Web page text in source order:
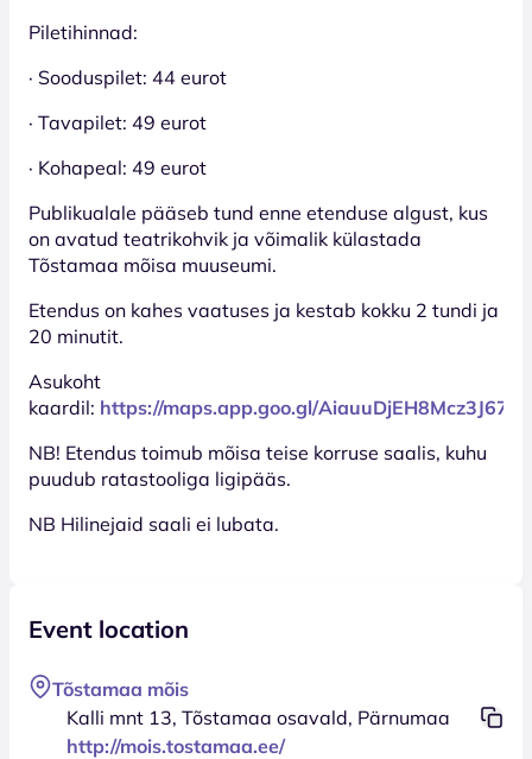
Piletihinnad:
· Sooduspilet: 44 eurot
· Tavapilet: 49 eurot
· Kohapeal: 49 eurot
Publikualale pääseb tund enne etenduse algust, kus
on avatud teatrikohvik ja võimalik külastada
Tõstamaa mõisa muuseumi.
Etendus on kahes vaatuses ja kestab kokku 2 tundi ja
20 minutit.
Asukoht
kaardil: https://maps.app.goo.gl/AiauuDjEH8Mcz3J67
NB! Etendus toimub mõisa teise korruse saalis, kuhu
puudub ratastooliga ligipääs.
NB Hilinejaid saali ei lubata.
Event location
Tõstamaa mõis
Kalli mnt 13, Tõstamaa osavald, Pärnumaa
http://mois.tostamaa.ee/